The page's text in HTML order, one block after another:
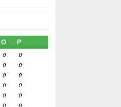
O P
0
0
0
0
0
0
0
0
0
0
0
0